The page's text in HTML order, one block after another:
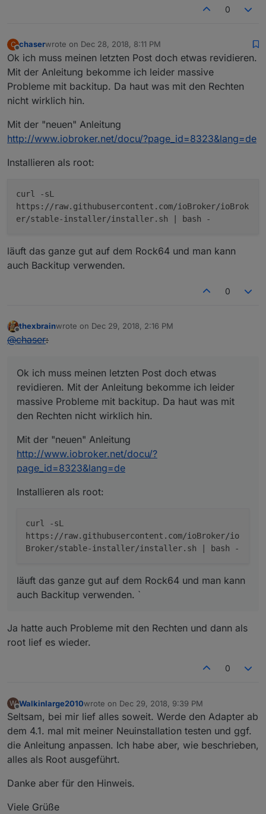
0
C
Offline
chaserwrote on Dec 28, 2018, 8:11 PM
last edited by
Ok ich muss meinen letzten Post doch etwas revidieren.
Mit der Anleitung bekomme ich leider massive
Probleme mit backitup. Da haut was mit den Rechten
nicht wirklich hin.
Mit der "neuen" Anleitung
http://www.iobroker.net/docu/?page_id=8323&lang=de
Installieren als root:
curl -sL
https://raw.githubusercontent.com/ioBroker/ioBrok
er/stable-installer/installer.sh | bash -
läuft das ganze gut auf dem Rock64 und man kann
auch Backitup verwenden.
0
Offline
thexbrainwrote on Dec 29, 2018, 2:16 PM
last edited by
@chaser:
Ok ich muss meinen letzten Post doch etwas
revidieren. Mit der Anleitung bekomme ich leider
massive Probleme mit backitup. Da haut was mit
den Rechten nicht wirklich hin.
Mit der "neuen" Anleitung
http://www.iobroker.net/docu/?
page_id=8323&lang=de
Installieren als root:
curl -sL
https://raw.githubusercontent.com/ioBroker/io
Broker/stable-installer/installer.sh | bash -
läuft das ganze gut auf dem Rock64 und man kann
auch Backitup verwenden. `
Ja hatte auch Probleme mit den Rechten und dann als
root lief es wieder.
0
W
Offline
Walkinlarge2010wrote on Dec 29, 2018, 9:39 PM
last edited by
Seltsam, bei mir lief alles soweit. Werde den Adapter ab
dem 4.1. mal mit meiner Neuinstallation testen und ggf.
die Anleitung anpassen. Ich habe aber, wie beschrieben,
alles als Root ausgeführt.
Danke aber für den Hinweis.
Viele Grüße